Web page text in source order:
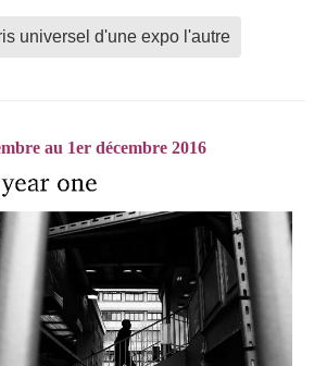
universel d'une expo l'autre
au 1er décembre 2016